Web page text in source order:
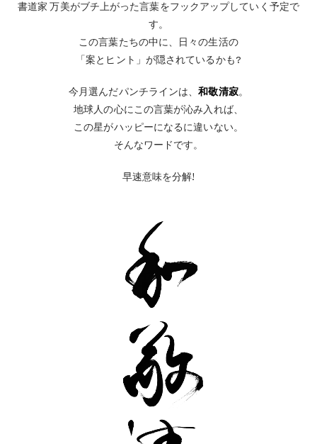
書道家 万美がブチ上がった言葉をフックアップしていく予定で
す。
この言葉たちの中に、日々の生活の
「案とヒント」が隠されているかも?
今月選んだパンチラインは、和敬清寂。
地球人の心にこの言葉が沁み入れば、
この星がハッピーになるに違いない。
そんなワードです。
早速意味を分解!